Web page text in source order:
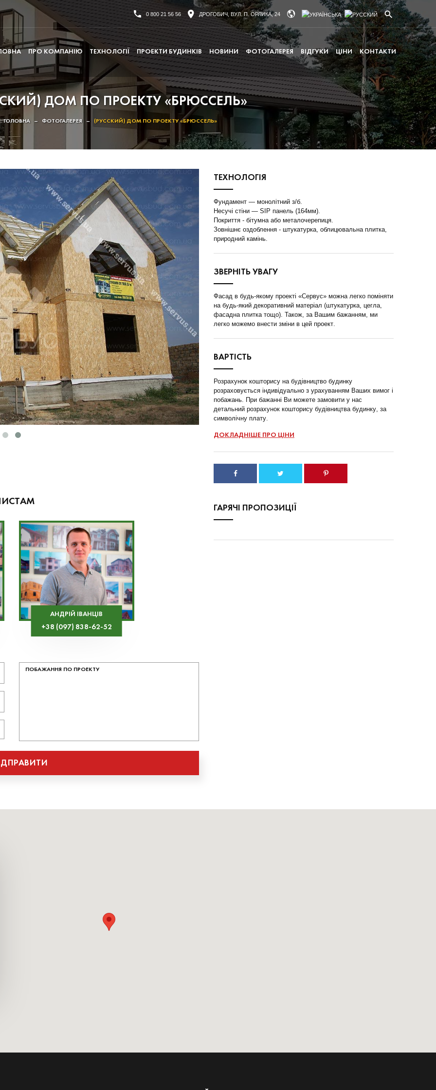
0 800 21 56 56 ДРОГОБИЧ, ВУЛ. П. ОРЛИКА, 24
ПРО КОМПАНІЮ ТЕХНОЛОГІЇ ПРОЕКТИ БУДИНКІВ НОВИНИ ФОТОГАЛЕРЕЯ ВІДГУКИ ЦІНИ КОНТАКТИ
ДОМ ПО ПРОЕКТУ «БРЮССЕЛЬ»
ГОЛОВНА – ФОТОГАЛЕРЕЯ – (РУССКИЙ) ДОМ ПО ПРОЕКТУ «БРЮССЕЛЬ»
АНДРІЙ ІВАНЦІВ
+38 (097) 838-62-52
ТЕХНОЛОГІЯ
Фундамент — монолітний з/б.
Несучі стіни — SIP панель (164мм).
Покриття - бітумна або металочерепиця.
Зовнішнє оздоблення - штукатурка, облицювальна плитка,
природний камінь.
ЗВЕРНІТЬ УВАГУ
Фасад в будь-якому проекті «Сервус» можна легко поміняти
на будь-який декоративний матеріал (штукатурка, цегла,
фасадна плитка тощо). Також, за Вашим бажанням, ми
легко можемо внести зміни в цей проект.
ВАРТІСТЬ
Розрахунок кошторису на будівництво будинку
розраховується індивідуально з урахуванням Ваших вимог і
побажань. При бажанні Ви можете замовити у нас
детальний розрахунок кошторису будівництва будинку, за
символічну плату.
ДОКЛАДНІШЕ ПРО ЦІНИ
ГАРЯЧІ ПРОПОЗИЦІЇ